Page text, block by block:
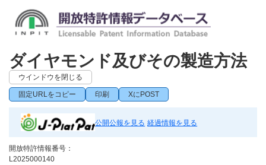
ダイヤモンド及びその製造方法
ウインドウを閉じる
固定URLをコピー 印刷 XにPOST
公開公報を見る 経過情報を見る
開放特許情報番号：
L2025000140